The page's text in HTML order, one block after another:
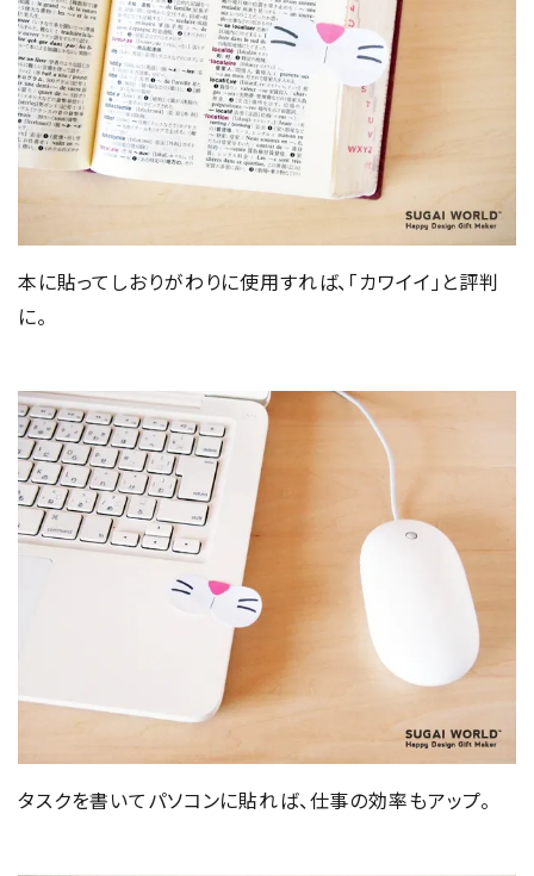
本に貼ってしおりがわりに使用すれば、「カワイイ」と評判
に。
タスクを書いてパソコンに貼れば、仕事の効率もアップ。